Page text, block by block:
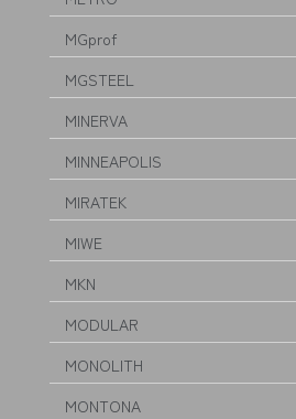
MGprof
MGSTEEL
MINERVA
MINNEAPOLIS
MIRATEK
MIWE
MKN
MODULAR
MONOLITH
MONTONA